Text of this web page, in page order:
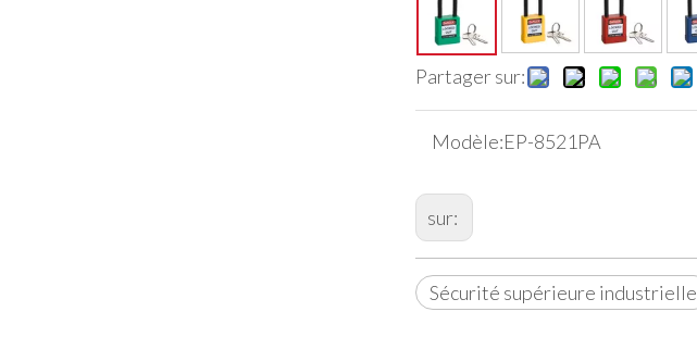
Partager sur:
Modèle:EP-8521PA
sur:
Sécurité supérieure industrielle